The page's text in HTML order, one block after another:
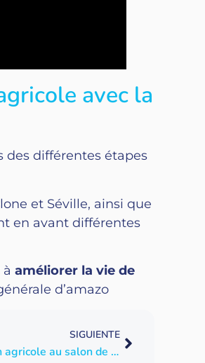
avec la
des différentes étapes
et Séville, ainsi que
en avant différentes
améliorer la vie de
d’amazo
SIGUIENTE
SPHERAG à FIMA 2024 : innovation et numérisation agricole au salon de Saragosse